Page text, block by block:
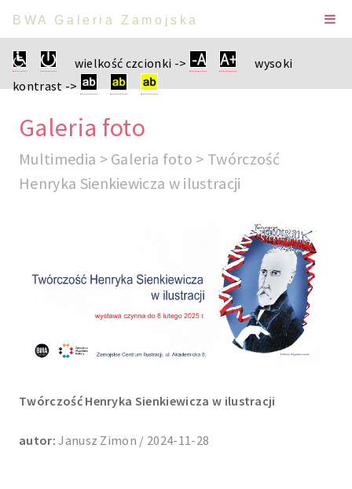
BWA Galeria Zamojska
wielkość czcionki ->
wysoki
kontrast ->
Galeria foto
Multimedia > Galeria foto > Twórczość
Henryka Sienkiewicza w ilustracji
Twórczość Henryka Sienkiewicza w ilustracji
autor: Janusz Zimon / 2024-11-28